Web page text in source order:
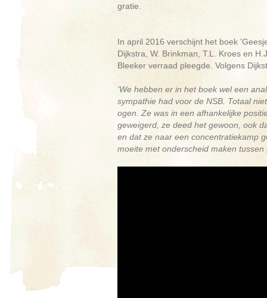
gratie.
In april 2016 verschijnt het boek
Dijkstra, W. Brinkman, T.L. Kroes en
Bleeker verraad pleegde. Volgens
'We hebben er in het boek wel een
sympathie had voor de NSB. Totaal
ogen. Ze was in een afhankelijke
geweigerd, ze deed het gewoon, ook
en dat ze naar een concentratiekamp
moeite met onderscheid maken